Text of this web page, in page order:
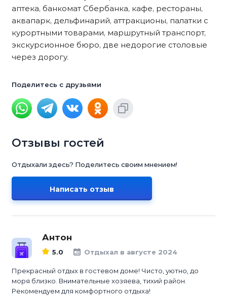
аптека, банкомат Сбербанка, кафе, рестораны,
аквапарк, дельфинарий, аттракционы, палатки с
курортными товарами, маршрутный транспорт,
экскурсионное бюро, две недорогие столовые
через дорогу.
Поделитесь с друзьями
Отзывы гостей
Отдыхали здесь? Поделитесь своим мнением!
Написать отзыв
Антон
5.0 Отдыхал в августе 2024
Прекрасный отдых в гостевом доме! Чисто, уютно, до
моря близко. Внимательные хозяева, тихий район.
Рекомендуем для комфортного отдыха!